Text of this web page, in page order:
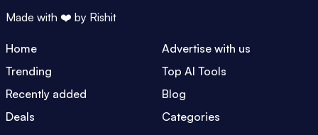
Made with ❤️ by Rishit
Home
Advertise with us
Trending
Top AI Tools
Recently added
Blog
Deals
Categories